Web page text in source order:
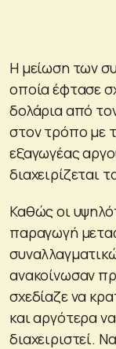
Η μείωση των
οποία έφτασε
δολάρια από
στον τρόπο με
εξαγωγέας
διαχειρίζεται
Καθώς οι
παραγωγή
ανακοίνωσαν
σχεδίαζε να
και αργότερα
διαχειριστεί.